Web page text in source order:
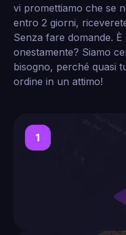
vi promettiamo che se
entro 2 giorni,
Senza fare domande.
onestamente? Siamo
bisogno, perché quasi
ordine in un attimo!